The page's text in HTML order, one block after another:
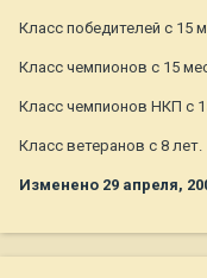
Класс победителей с 15
Класс чемпионов с 15
Класс чемпионов НКП с
Класс ветеранов с 8 лет.
Изменено 29 апреля,